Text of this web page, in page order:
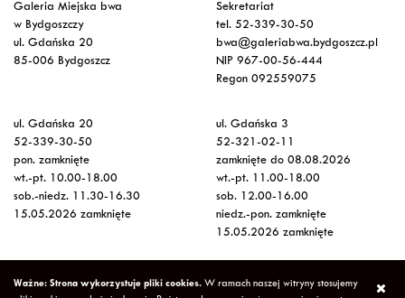
Galeria Miejska bwa
w Bydgoszczy
ul. Gdańska 20
85-006 Bydgoszcz
Sekretariat
tel. 52-339-30-50
bwa@galeriabwa.bydgoszcz.pl
NIP 967-00-56-444
Regon 092559075
ul. Gdańska 20
52-339-30-50
pon. zamknięte
wt.-pt. 10.00-18.00
sob.-niedz. 11.30-16.30
15.05.2026 zamknięte
ul. Gdańska 3
52-321-02-11
zamknięte do 08.08.2026
wt.-pt. 11.00-18.00
sob. 12.00-16.00
niedz.-pon. zamknięte
15.05.2026 zamknięte
Wstęp na wystawy
Ważne: Strona wykorzystuje pliki cookies. W ramach naszej witryny stosujemy